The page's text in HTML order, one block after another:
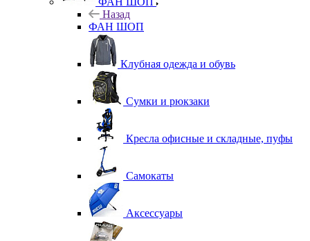
Назад
ФАН ШОП
Клубная одежда и обувь
Сумки и рюкзаки
Кресла офисные и складные, пуфы
Самокаты
Аксессуары